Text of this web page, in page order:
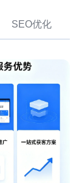
SEO优化